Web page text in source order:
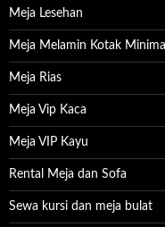
Meja Lesehan
Meja Melamin Kotak
Meja Rias
Meja Vip Kaca
Meja VIP Kayu
Rental Meja dan Sofa
Sewa kursi dan meja bulat